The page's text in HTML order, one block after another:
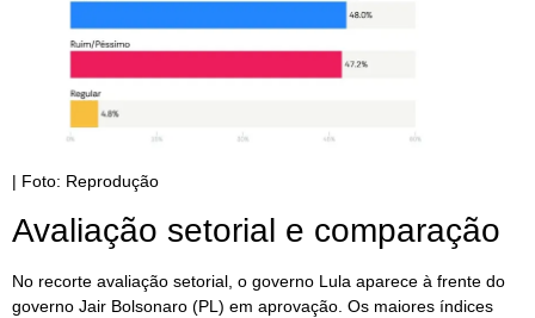
| Foto: Reprodução
Avaliação setorial e comparação
No recorte avaliação setorial, o governo Lula aparece à frente do
governo Jair Bolsonaro (PL) em aprovação. Os maiores índices